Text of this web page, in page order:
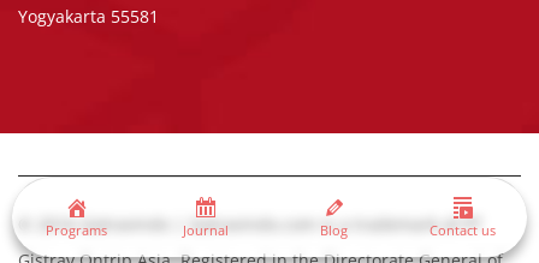
Yogyakarta 55581
© 2016 Gotravindo | Gotravindo.com is a trademark of PT
Programs Journal Blog Contact us